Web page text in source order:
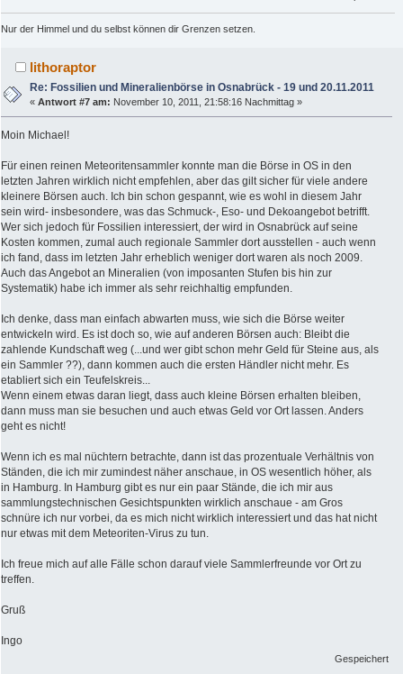
Nur der Himmel und du selbst können dir Grenzen setzen.
lithoraptor
Re: Fossilien und Mineralienbörse in Osnabrück - 19 und 20.11.2011
«Antwort #7 am: November 10, 2011, 21:58:16 Nachmittag »
Moin Michael!
Für einen reinen Meteoritensammler konnte man die Börse in OS in den
letzten Jahren wirklich nicht empfehlen, aber das gilt sicher für viele andere
kleinere Börsen auch. Ich bin schon gespannt, wie es wohl in diesem Jahr
sein wird- insbesondere, was das Schmuck-, Eso- und Dekoangebot betrifft.
Wer sich jedoch für Fossilien interessiert, der wird in Osnabrück auf seine
Kosten kommen, zumal auch regionale Sammler dort ausstellen - auch wenn
ich fand, dass im letzten Jahr erheblich weniger dort waren als noch 2009.
Auch das Angebot an Mineralien (von imposanten Stufen bis hin zur
Systematik) habe ich immer als sehr reichhaltig empfunden.
Ich denke, dass man einfach abwarten muss, wie sich die Börse weiter
entwickeln wird. Es ist doch so, wie auf anderen Börsen auch: Bleibt die
zahlende Kundschaft weg (...und wer gibt schon mehr Geld für Steine aus, als
ein Sammler ??), dann kommen auch die ersten Händler nicht mehr. Es
etabliert sich ein Teufelskreis...
Wenn einem etwas daran liegt, dass auch kleine Börsen erhalten bleiben,
dann muss man sie besuchen und auch etwas Geld vor Ort lassen. Anders
geht es nicht!
Wenn ich es mal nüchtern betrachte, dann ist das prozentuale Verhältnis von
Ständen, die ich mir zumindest näher anschaue, in OS wesentlich höher, als
in Hamburg. In Hamburg gibt es nur ein paar Stände, die ich mir aus
sammlungstechnischen Gesichtspunkten wirklich anschaue - am Gros
schnüre ich nur vorbei, da es mich nicht wirklich interessiert und das hat nicht
nur etwas mit dem Meteoriten-Virus zu tun.
Ich freue mich auf alle Fälle schon darauf viele Sammlerfreunde vor Ort zu
treffen.
Gruß
Ingo
Gespeichert